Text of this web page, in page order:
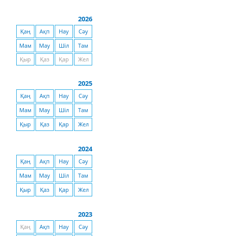
2026
Қаң Ақп Нау
Сәу
Мам
Мау Шіл
Там
Қыр
Қаз Қар Жел
2025
Қаң Ақп Нау
Сәу
Мам
Мау Шіл
Там
Қыр
Қаз Қар Жел
2024
Қаң Ақп Нау
Сәу
Мам
Мау Шіл
Там
Қыр
Қаз Қар Жел
2023
Қаң Ақп Нау Сәу